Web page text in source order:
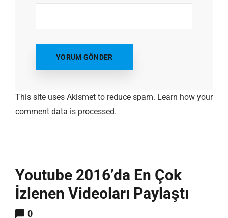
This site uses Akismet to reduce spam. Learn how your
comment data is processed.
Youtube 2016’da En Çok
İzlenen Videoları Paylaştı
0